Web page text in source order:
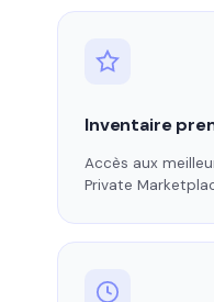
Inventaire
Accès aux
Private